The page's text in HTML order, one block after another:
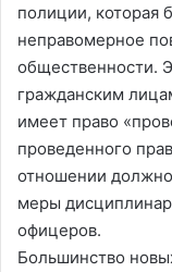
полиции, которая
неправомерное
общественности.
гражданским
имеет право
проведенного
отношении
меры
офицеров.
Большинство